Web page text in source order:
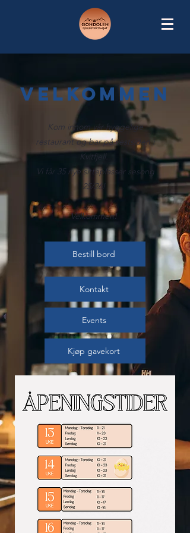
Velkommen
Kom innom vår hyggelige
restaurant og bar på vestsiden i
Kvitfjell.
Vi får 35 nye sitteplasser sesong
25/26!
Velkommen!
Bestill bord
Kontakt
Events
Kjøp gavekort